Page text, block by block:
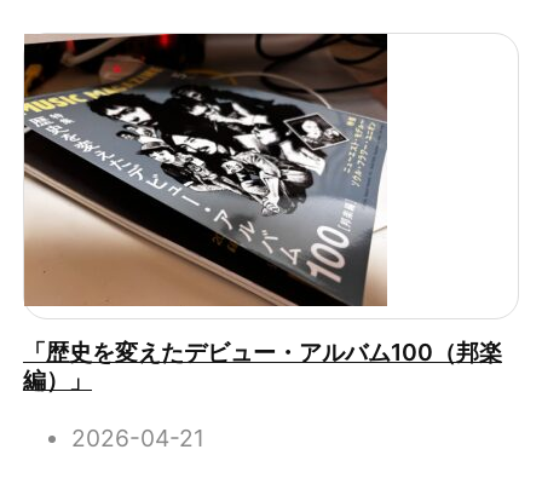
「歴史を変えたデビュー・アルバム100（邦楽
編）」
2026-04-21